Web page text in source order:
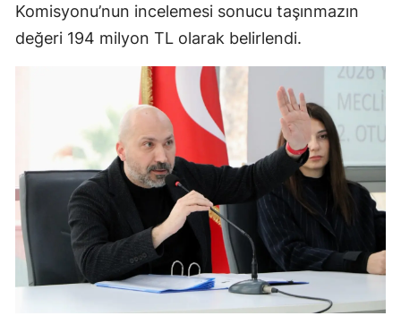
Komisyonu’nun incelemesi sonucu taşınmazın
değeri 194 milyon TL olarak belirlendi.